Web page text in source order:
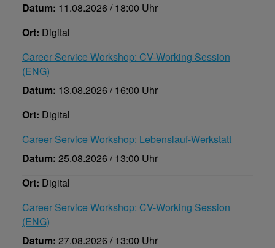
Datum: 11.08.2026 / 18:00 Uhr
Ort: Digital
Career Service Workshop: CV-Working Session
(ENG)
Datum: 13.08.2026 / 16:00 Uhr
Ort: Digital
Career Service Workshop: Lebenslauf-Werkstatt
Datum: 25.08.2026 / 13:00 Uhr
Ort: Digital
Career Service Workshop: CV-Working Session
(ENG)
Datum: 27.08.2026 / 13:00 Uhr